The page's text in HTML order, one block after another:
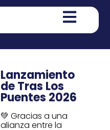
Lanzamiento
de Tras Los
Puentes 2026
💚 Gracias a una
alianza entre la